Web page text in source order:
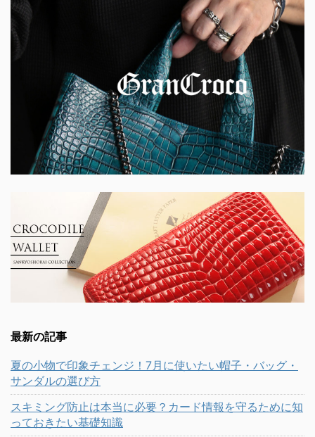
最新の記事
夏の小物で印象チェンジ！7月に使いたい帽子・バッグ・
サンダルの選び方
スキミング防止は本当に必要？カード情報を守るために知
っておきたい基礎知識